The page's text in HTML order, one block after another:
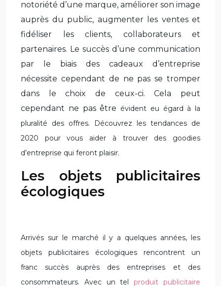
notoriété d’une marque, améliorer son image
auprès du public, augmenter les ventes et
fidéliser les clients, collaborateurs et
partenaires. Le succès d’une communication
par le biais des cadeaux d’entreprise
nécessite cependant de ne pas se tromper
dans le choix de ceux-ci. Cela peut
cependant ne pas être évident eu égard à la
pluralité des offres. Découvrez les tendances de
2020 pour vous aider à
trouver des goodies
d’entreprise qui feront plaisir.
Les objets publicitaires
écologiques
Arrivés sur le marché il y a quelques années, les
objets publicitaires écologiques rencontrent un
franc succès auprès des entreprises et des
consommateurs. Avec un tel produit publicitaire